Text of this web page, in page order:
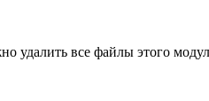
удалить все файлы этого